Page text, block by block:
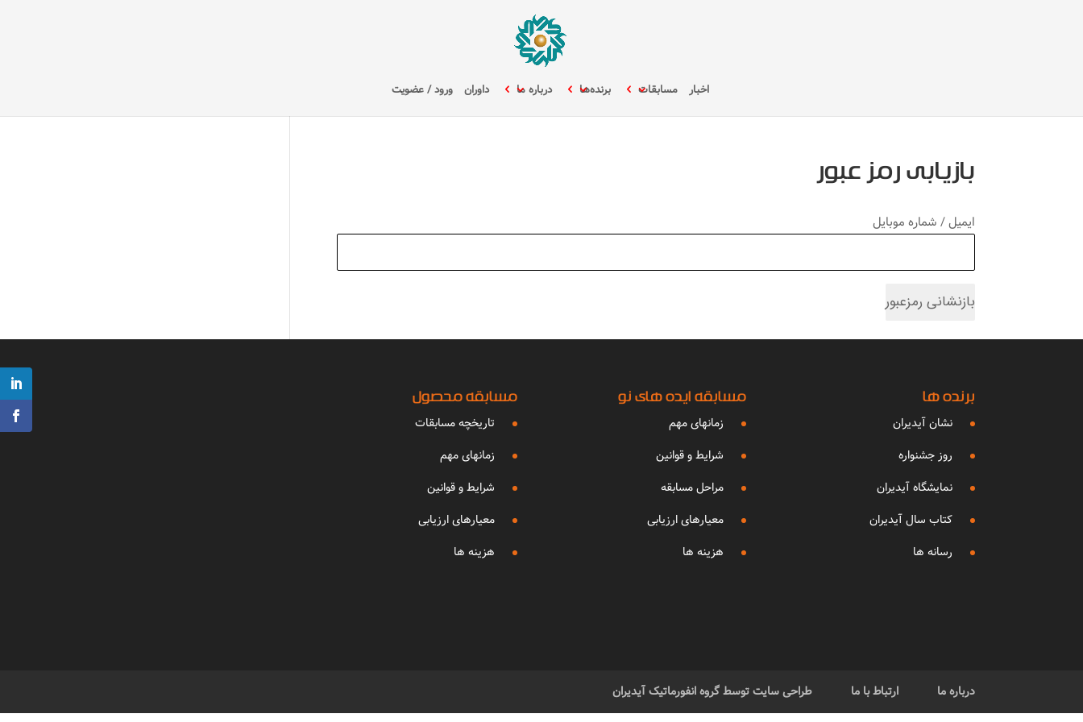
اخبار مسابقات برنده‌ها درباره ما داوران ورود / عضویت
بازیابی رمز عبور
ایمیل / شماره موبایل
بازنشانی رمزعبور
برنده ها
نشان آیدیران
روز جشنواره
نمایشگاه آیدیران
کتاب سال آیدیران
رسانه ها
مسابقه ایده های نو
زمانهای مهم
شرایط و قوانین
مراحل مسابقه
معیارهای ارزیابی
هزینه ها
مسابقه محصول
تاریخچه مسابقات
زمانهای مهم
شرایط و قوانین
معیارهای ارزیابی
هزینه ها
درباره ما ارتباط با ما طراحی سایت توسط گروه انفورماتیک آیدیران